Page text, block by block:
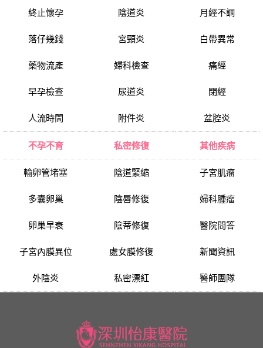
終止懷孕
落仔幾錢
藥物流產
早孕檢查
人流時間
陰道炎
宮頸炎
婦科檢查
尿道炎
附件炎
月經不調
白帶異常
痛經
閉經
盆腔炎
不孕不育
輸卵管堵塞
多囊卵巢
卵巢早衰
子宮內膜異位
外陰炎
私密修復
陰道緊縮
陰唇修復
陰蒂修復
處女膜修復
私密漂紅
其他疾病
子宮肌瘤
婦科腫瘤
醫院問答
新聞資訊
醫師團隊